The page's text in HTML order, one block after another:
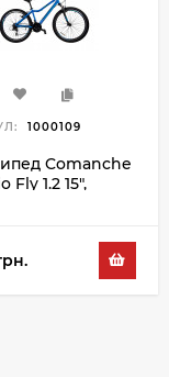
1000109
Comanche
Fly 1.2 15",